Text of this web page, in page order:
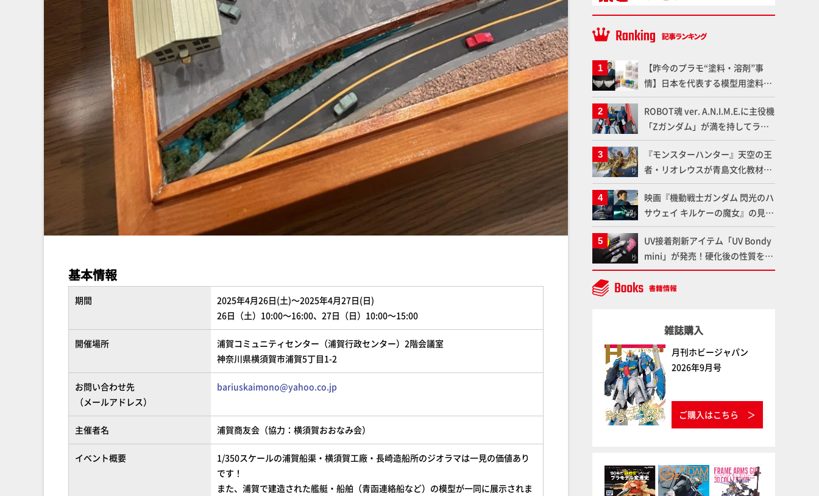
基本情報
期間
2025年4月26日(土)～2025年4月27日(日)
26日（土）10:00～16:00、27日（日）10:00～15:00
開催場所
浦賀コミュニティセンター（浦賀行政センター）2階会議室
神奈川県横須賀市浦賀5丁目1-2
お問い合わせ先
（メールアドレス）
bariuskaimono@yahoo.co.jp
主催者名 浦賀商友会（協力：横須賀おおなみ会）
イベント概要
1/350スケールの浦賀船渠・横須賀工廠・長崎造船所のジオラマは一見の価値あり
です！
また、浦賀で建造された艦艇・船舶（青函連絡船など）の模型が一同に展示されま
【昨今のプラモ“塗料・溶剤”事
情】日本を代表する模型用塗料
「Mr.カラー」やツールメーカー
である「GSIクレオス」が語るラ
ッカー塗料の未来とは？
ROBOT魂 ver. A.N.I.M.E.に主役機
「Zガンダム」が満を持してライ
ンナップ！ウェイブライダーへの
変形、劇中どおりのプロポーショ
ンを再現【機動戦士Zガンダム】
『モンスターハンター』天空の王
者・リオレウスが青島文化教材社
「PLAfig.」にラインナップ！原
型・蟹蟲修造氏の彩色作例で超ハ
イディテールかつ躍動感に満ちた
造形をチェック
映画『機動戦士ガンダム 閃光のハ
サウェイ キルケーの魔女』の見放
題配信が8月31日（月）よりスタ
ート！Prime Videoで国内独占配
信
UV接着剤新アイテム「UV Bondy
mini」が発売！硬化後の性質を活
かしてクリアーパーツへの加工や
エフェクト仕上げに活用してみよ
雑誌購入
月刊ホビージャパン
2026年9月号
ご購入はこちら